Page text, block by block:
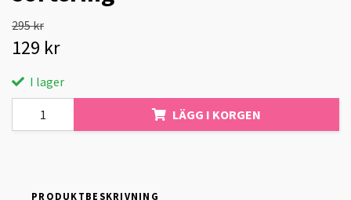
295 kr
129 kr
I lager
LÄGG I KORGEN
PRODUKTBESKRIVNING